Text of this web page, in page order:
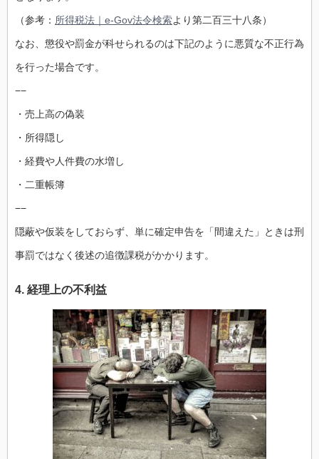
（参考： 所得税法｜e-Gov法令検索より第二百三十八条）
なお、懲役や罰金が科せられるのは下記のように悪質な不正行為
を行った場合です。
−−
・売上高の偽装
・所得隠し
・経費や人件費の水増し
・二重帳簿
−−
隠蔽や仮装をしておらず、単に確定申告を「間違えた」ときは刑
事罰ではなく後述の追徴課税がかかります。
4. 経理上の不利益